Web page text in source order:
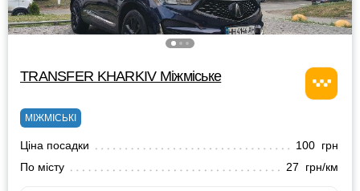
TRANSFER KHARKIV Міжміське
МІЖМІСЬКІ
Ціна посадки
100 грн
По місту
27 грн/км